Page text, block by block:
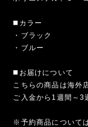
◼️カラー
・ブラック
・ブルー
◼️お届けについて
こちらの商品は海外
ご入金から1週間～
※予約商品について